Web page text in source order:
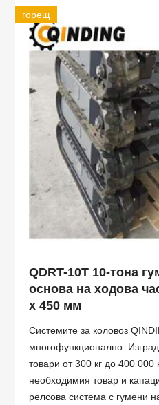
горещ
QDRT-10T 10-тона
основа на ходова
x 450 мм
Системите за коловоз
многофункционално.
товари от 300 кг до 400 000
необходимия товар и
релсова система с гумени